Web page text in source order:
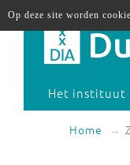
Het instituut
Home
Op deze site worden